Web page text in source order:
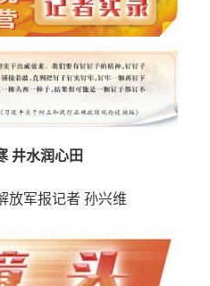
井水润心田
放军报记者 孙兴维